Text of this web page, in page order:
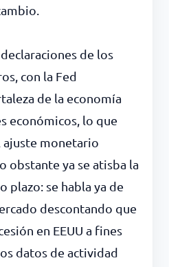
de los
con la Fed
de la economía
económicos, lo que
ajuste monetario
obstante ya se atisba la
plazo: se habla ya de
descontando que
en EEUU a fines
datos de actividad